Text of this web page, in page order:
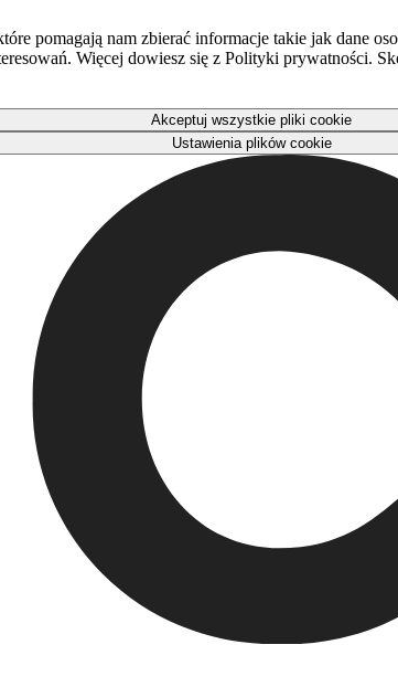
pomagają nam zbierać informacje takie jak dane
Więcej dowiesz się z Polityki prywatności.
Akceptuj wszystkie pliki cookie
Ustawienia plików cookie